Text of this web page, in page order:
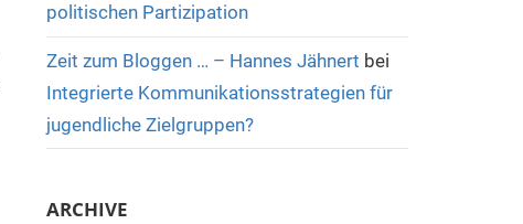
politischen Partizipation
Zeit zum Bloggen … – Hannes Jähnert bei
Integrierte Kommunikationsstrategien für
jugendliche Zielgruppen?
ARCHIVE